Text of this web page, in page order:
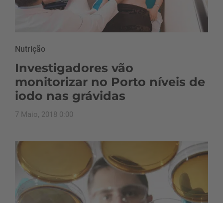
Nutrição
Investigadores vão
monitorizar no Porto níveis de
iodo nas grávidas
7 Maio, 2018 0:00